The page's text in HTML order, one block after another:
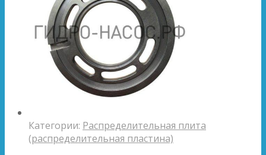
Категории: Распределительная плита
(распределительная пластина)